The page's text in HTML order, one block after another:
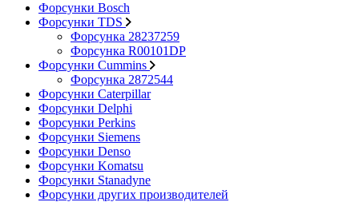
Форсунки Bosch
Форсунки TDS
Форсунка 28237259
Форсунка R00101DP
Форсунки Cummins
Форсунка 2872544
Форсунки Caterpillar
Форсунки Delphi
Форсунки Perkins
Форсунки Siemens
Форсунки Denso
Форсунки Komatsu
Форсунки Stanadyne
Форсунки других производителей